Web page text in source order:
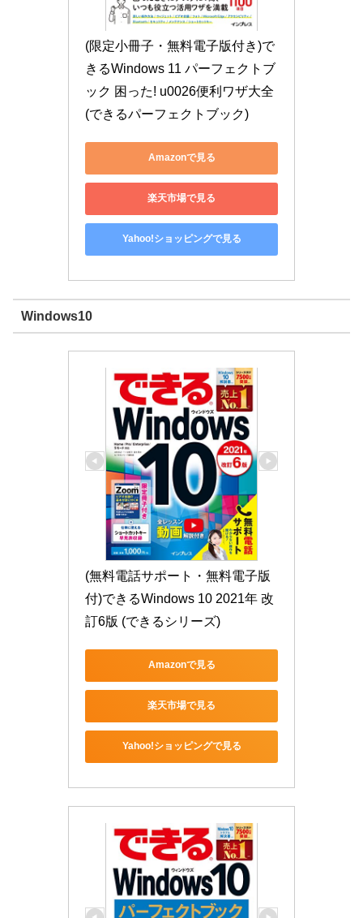
(限定小冊子・無料電子版付き)で
きるWindows 11 パーフェクトブ
ック 困った! u0026便利ワザ大全
(できるパーフェクトブック)
Amazonで見る
楽天市場で見る
Yahoo!ショッピングで見る
Windows10
(無料電話サポート・無料電子版
付)できるWindows 10 2021年 改
訂6版 (できるシリーズ)
Amazonで見る
楽天市場で見る
Yahoo!ショッピングで見る